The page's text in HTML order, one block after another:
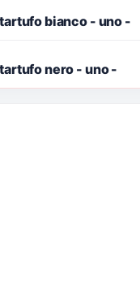
bianco - uno -
nero - uno -